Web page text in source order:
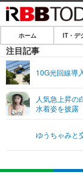
ホーム
IT・デジタル
ネタ
ショッピ
SPEED TEST
エンタメ
エンタメ
ライフ
リリース一覧
ホーム IT・デ
注目記事
10G光回線導
人気急上昇の
水着姿を披露
ゆうちゃみと